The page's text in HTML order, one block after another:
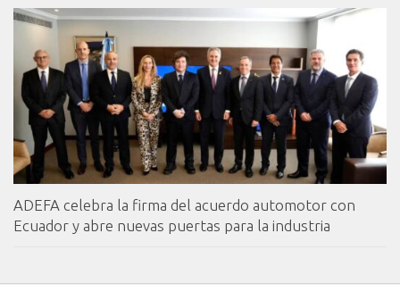
ADEFA celebra la firma del acuerdo automotor con
Ecuador y abre nuevas puertas para la industria